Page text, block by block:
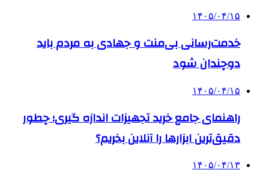
۱۴۰۵/۰۴/۱۵
خدمت‌رسانی بی‌منت و جهادی به مردم باید
دوچندان شود
۱۴۰۵/۰۴/۱۵
راهنمای جامع خرید تجهیزات اندازه گیری؛ چطور
دقیق‌ترین ابزارها را آنلاین بخریم؟
۱۴۰۵/۰۴/۱۳